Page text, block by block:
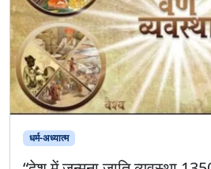
धर्म-अध्यात्म